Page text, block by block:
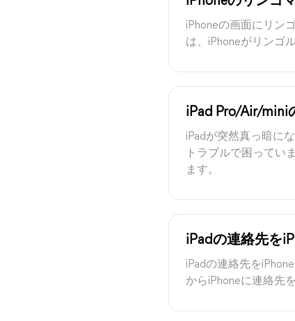
iPhoneの画面にリン
は、iPhoneがリンゴ
iPad Pro/Air/mini
iPadが突然真っ暗に
トラブルで困ってい
ます。
iPadの連絡先を
iPadの連絡先を
からiPhoneに連絡先